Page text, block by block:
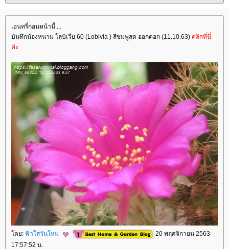
เอนทรี่ก่อนหน้านี้ ...
บันทึกน้องหนาม โลบิเวีย 60 (Lobivia ) สีชมพูสด ออกดอก (11.10.63) คลิกที่นี่
ค่ะ
ดย: ฟ้าใสวันใหม่
20 พฤศจิกายน 2563
17:57:52 น.